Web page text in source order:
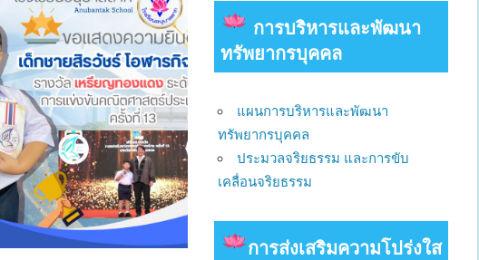
การบริหารและพัฒนา
ทรัพยากรบุคคล
แผนการบริหารและพัฒนา
ทรัพยากรบุคคล
ประมวลจริยธรรม และการขับ
เคลื่อนจริยธรรม
การส่งเสริมความโปร่งใส